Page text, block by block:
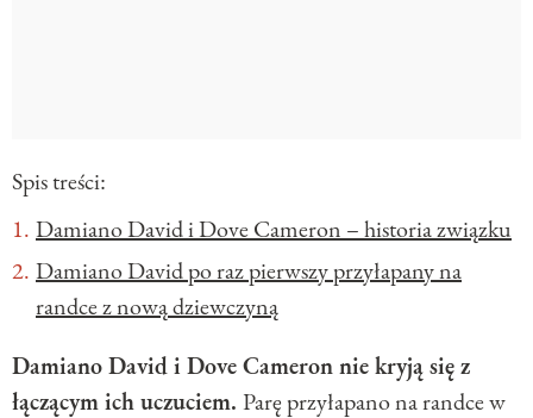
Spis treści:
Damiano David i Dove Cameron – historia związku
Damiano David po raz pierwszy przyłapany na
randce z nową dziewczyną
Damiano David i Dove Cameron nie kryją się z
łączącym ich uczuciem. Parę przyłapano na randce w